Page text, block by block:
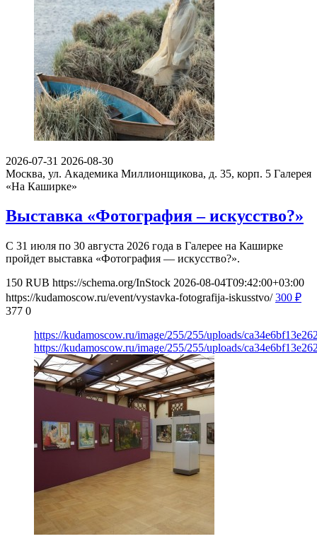
2026-07-31 2026-08-30
Москва, ул. Академика Миллионщикова, д. 35, корп. 5 Галерея
«На Каширке»
Выставка «Фотография – искусство?»
С 31 июля по 30 августа 2026 года в Галерее на Каширке
пройдет выставка «Фотография — искусство?».
150 RUB https://schema.org/InStock 2026-08-04T09:42:00+03:00
https://kudamoscow.ru/event/vystavka-fotografija-iskusstvo/ 300 ₽
377 0
https://kudamoscow.ru/image/255/255/uploads/
https://kudamoscow.ru/image/255/255/uploads/